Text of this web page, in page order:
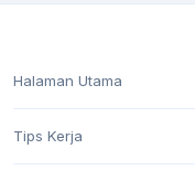
Halaman Utama
Tips Kerja